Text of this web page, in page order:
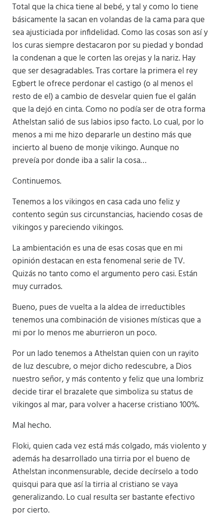
Total que la chica tiene al bebé, y tal y como lo tiene
básicamente la sacan en volandas de la cama para que
sea ajusticiada por infidelidad. Como las cosas son así y
los curas siempre destacaron por su piedad y bondad
la condenan a que le corten las orejas y la nariz. Hay
que ser desagradables. Tras cortare la primera el rey
Egbert le ofrece perdonar el castigo (o al menos el
resto de el) a cambio de desvelar quien fue el galán
que la dejó en cinta. Como no podía ser de otra forma
Athelstan salió de sus labios ipso facto. Lo cual, por lo
menos a mi me hizo depararle un destino más que
incierto al bueno de monje vikingo. Aunque no
preveía por donde iba a salir la cosa…
Continuemos.
Tenemos a los vikingos en casa cada uno feliz y
contento según sus circunstancias, haciendo cosas de
vikingos y pareciendo vikingos.
La ambientación es una de esas cosas que en mi
opinión destacan en esta fenomenal serie de TV.
Quizás no tanto como el argumento pero casi. Están
muy currados.
Bueno, pues de vuelta a la aldea de irreductibles
tenemos una combinación de visiones místicas que a
mi por lo menos me aburrieron un poco.
Por un lado tenemos a Athelstan quien con un rayito
de luz descubre, o mejor dicho redescubre, a Dios
nuestro señor, y más contento y feliz que una lombriz
decide tirar el brazalete que simboliza su status de
vikingos al mar, para volver a hacerse cristiano 100%.
Mal hecho.
Floki, quien cada vez está más colgado, más violento y
además ha desarrollado una tirria por el bueno de
Athelstan inconmensurable, decide decírselo a todo
quisqui para que así la tirria al cristiano se vaya
generalizando. Lo cual resulta ser bastante efectivo
por cierto.